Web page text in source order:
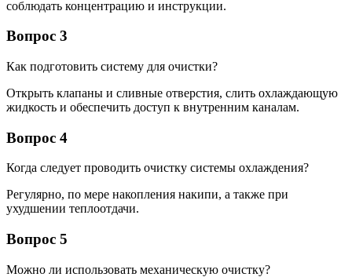
соблюдать концентрацию и инструкции.
Вопрос 3
Как подготовить систему для очистки?
Открыть клапаны и сливные отверстия, слить охлаждающую
жидкость и обеспечить доступ к внутренним каналам.
Вопрос 4
Когда следует проводить очистку системы охлаждения?
Регулярно, по мере накопления накипи, а также при
ухудшении теплоотдачи.
Вопрос 5
Можно ли использовать механическую очистку?